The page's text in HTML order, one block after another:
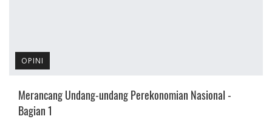
OPINI
Merancang Undang-undang Perekonomian Nasional -
Bagian 1